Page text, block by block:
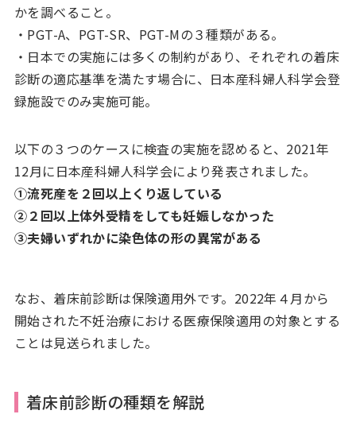
かを調べること。
・PGT-A、PGT-SR、PGT-Mの３種類がある。
・日本での実施には多くの制約があり、それぞれの着床
診断の適応基準を満たす場合に、日本産科婦人科学会登
録施設でのみ実施可能。
以下の３つのケースに検査の実施を認めると、2021年
12月に日本産科婦人科学会により発表されました。
①流死産を２回以上くり返している
②２回以上体外受精をしても妊娠しなかった
③夫婦いずれかに染色体の形の異常がある
なお、着床前診断は保険適用外です。2022年４月から
開始された不妊治療における医療保険適用の対象とする
ことは見送られました。
着床前診断の種類を解説